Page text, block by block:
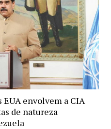
envolvem a CIA
de natureza